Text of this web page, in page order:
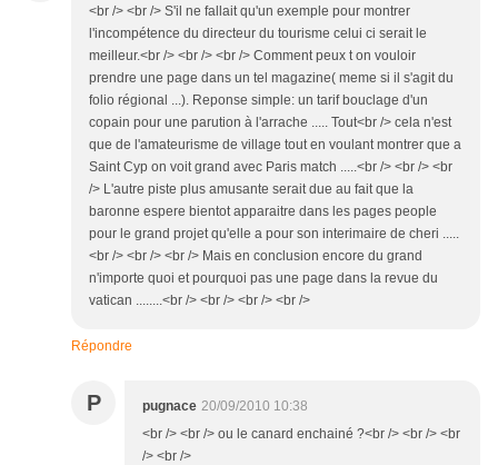
<br /> <br /> S'il ne fallait qu'un exemple pour montrer
l'incompétence du directeur du tourisme celui ci serait le
meilleur.<br /> <br /> <br /> Comment peux t on vouloir
prendre une page dans un tel magazine( meme si il s'agit du
folio régional ...). Reponse simple: un tarif bouclage d'un
copain pour une parution à l'arrache ..... Tout<br /> cela n'est
que de l'amateurisme de village tout en voulant montrer que a
Saint Cyp on voit grand avec Paris match .....<br /> <br /> <br
/> L'autre piste plus amusante serait due au fait que la
baronne espere bientot apparaitre dans les pages people
pour le grand projet qu'elle a pour son interimaire de cheri .....
<br /> <br /> <br /> Mais en conclusion encore du grand
n'importe quoi et pourquoi pas une page dans la revue du
vatican ........<br /> <br /> <br /> <br />
Répondre
P pugnace 20/09/2010 10:38
<br /> <br /> ou le canard enchainé ?<br /> <br /> <br
/> <br />